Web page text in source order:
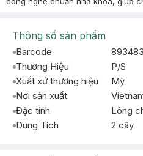
Thông số sản phẩm
Barcode
Thương Hiệu
P/S
Xuất xứ thương hiệu
Mỹ
Nơi sản xuất
Đặc tính
Lông
Dung Tích
2 cây